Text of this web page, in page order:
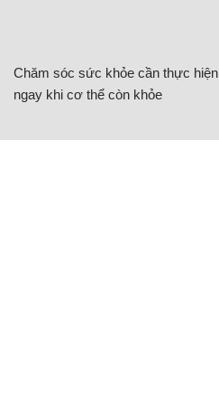
Chăm sóc sức khỏe cần thực hiện
ngay khi cơ thể còn khỏe